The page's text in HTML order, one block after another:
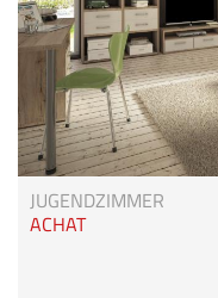
JUGENDZIMMER
ACHAT